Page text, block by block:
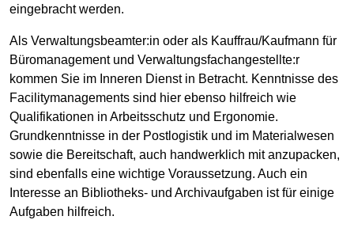
eingebracht werden.
Als Verwaltungsbeamter:in oder als Kauffrau/Kaufmann für
Büromanagement und Verwaltungs­fachangestellte:r
kommen Sie im Inneren Dienst in Betracht. Kenntnisse des
Facilitymanagements sind hier ebenso hilfreich wie
Qualifikationen in Arbeitsschutz und Ergonomie.
Grundkenntnisse in der Postlogistik und im Materialwesen
sowie die Bereitschaft, auch handwerklich mit anzupacken,
sind ebenfalls eine wichtige Voraussetzung. Auch ein
Interesse an Bibliotheks- und Archivaufgaben ist für einige
Aufgaben hilfreich.